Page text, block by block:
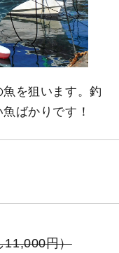
を狙います。釣
ばかりです！
11,000円）